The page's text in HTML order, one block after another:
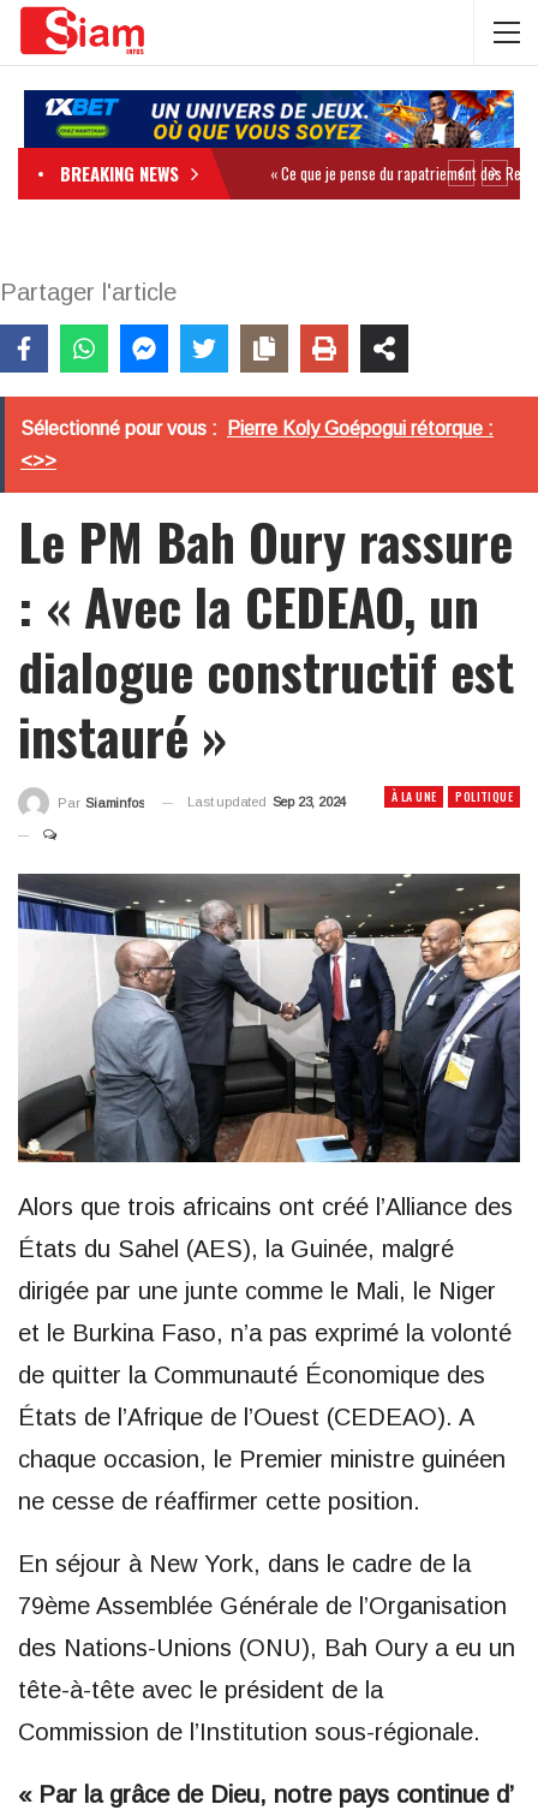
BREAKING NEWS
Partager l'article
Sélectionné pour vous :
Pierre Koly Goépogui rétorque :
<>>
Le PM Bah Oury rassure
: « Avec la CEDEAO, un
dialogue constructif est
instauré »
À LA UNE POLITIQUE
Par Siaminfos Last updated Sep 23, 2024
Alors que trois africains ont créé l’Alliance des
États du Sahel (AES), la Guinée, malgré
dirigée par une junte comme le Mali, le Niger
et le Burkina Faso, n’a pas exprimé la volonté
de quitter la Communauté Économique des
États de l’Afrique de l’Ouest (CEDEAO). A
chaque occasion, le Premier ministre guinéen
ne cesse de réaffirmer cette position.
En séjour à New York, dans le cadre de la
79ème Assemblée Générale de l’Organisation
des Nations-Unions (ONU), Bah Oury a eu un
tête-à-tête avec le président de la
Commission de l’Institution sous-régionale.
« Par la grâce de Dieu, notre pays continue d’